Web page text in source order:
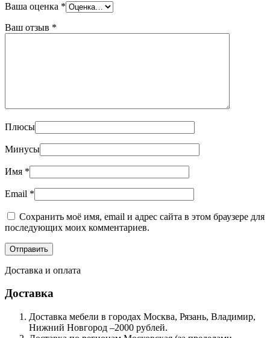
Ваша оценка *
Ваш отзыв *
Плюсы
Минусы
Имя *
Email *
Сохранить моё имя, email и адрес сайта в этом браузере для
последующих моих комментариев.
Доставка и оплата
Доставка
Доставка мебели в городах Москва, Рязань, Владимир,
Нижний Новгород –2000 рублей.